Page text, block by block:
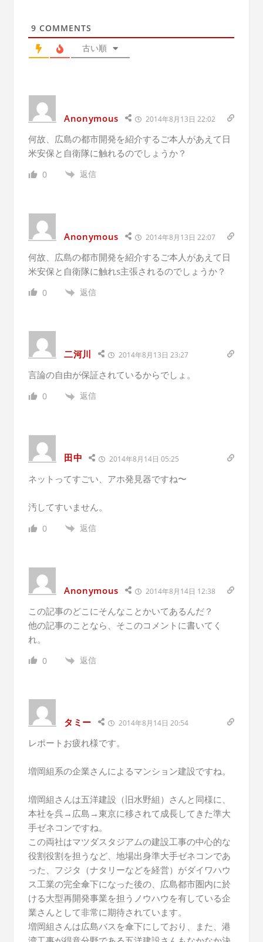
9 COMMENTS
古い順
Anonymous 2014年8月13日 22:02
何故、広島の都市開発を紹介するご本人があえて日
米安保と自衛隊に触れるのでしょうか？
0 返信
Anonymous 2014年8月13日 22:07
何故、広島の都市開発を紹介するご本人があえて日
米安保と自衛隊に触れs主張されるのでしょうか？
0 返信
二河川 2014年8月13日 23:27
言論の自由が保証されているからでしょ。
0 返信
田中 2014年8月14日 05:25
ネットってすごい、アホ発見器ですね〜
汚してすいません。
0 返信
Anonymous 2014年8月14日 12:38
この記事のどこにそんなことかいてあるんだ？
他の記事のことなら、そこのコメントに書いてく
れ。
0 返信
タミー 2014年8月14日 20:54
レポートお疲れ様です。
増岡組系の企業さんによるマンション建設ですね。
増岡組さんは五洋建設（旧水野組）さんと同様に、
本社を呉→広島→東京に移されて成長してきた準大
手ゼネコンですね。
この両社はマツダスタジアムの建設工事の中心的な
役割役割を担うなど、地場出身準大手ゼネコンであ
った、フジタ（ナタリーなどを経営）がダイワハウ
ス工業の完全傘下になった後の、広島都市圏内に於
ける大型再開発事業を担うノウハウを有している企
業さんとして非常に期待されています。
増岡組さんは広島バスを傘下にしており、また、港